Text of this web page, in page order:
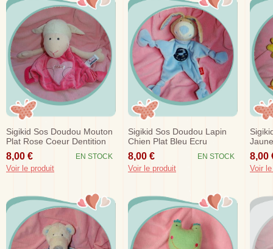
Sigikid Sos Doudou Mouton
Plat Rose Coeur Dentition
8,00 € EN STOCK
Voir le produit
Sigikid Sos Doudou Lapin
Chien Plat Bleu Ecru
Capicorne
8,00 € EN STOCK
Voir le produit
8,00
Voir